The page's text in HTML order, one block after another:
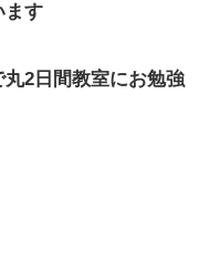
ます
2日間教室にお勉強